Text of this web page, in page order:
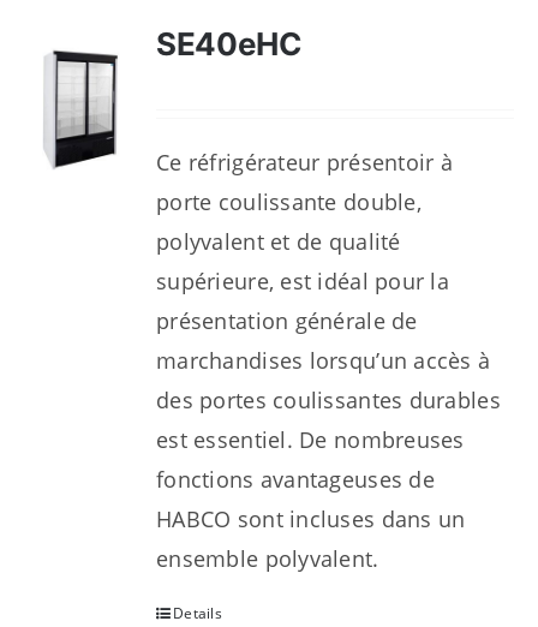
SE40eHC
Ce réfrigérateur présentoir à
porte coulissante double,
polyvalent et de qualité
supérieure, est idéal pour la
présentation générale de
marchandises lorsqu’un accès à
des portes coulissantes durables
est essentiel. De nombreuses
fonctions avantageuses de
HABCO sont incluses dans un
ensemble polyvalent.
Details